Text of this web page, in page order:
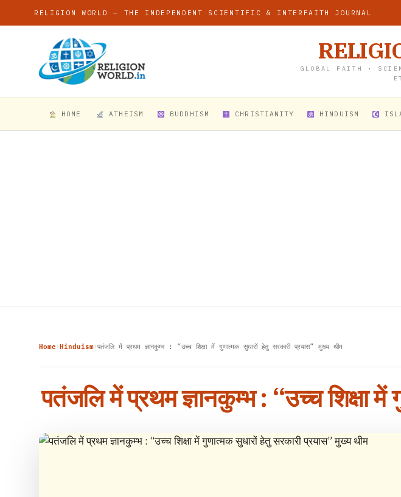
RELIGION WORLD — THE INDEPENDENT SCIENTIFIC & INTERFAITH JOURNAL
GLOBAL FAITH •
HOME ATHEISM BUDDHISM CHRISTIANITY HINDUISM
Home›Hinduism›पतंजलि में प्रथम ज्ञानकुम्भ : “उच्च शिक्षा में गुणात्मक सुधारों हेतु सरकारी प्रयास” मुख्य थीम
पतंजलि में प्रथम ज्ञानकुम्भ : “उच्च शिक्षा